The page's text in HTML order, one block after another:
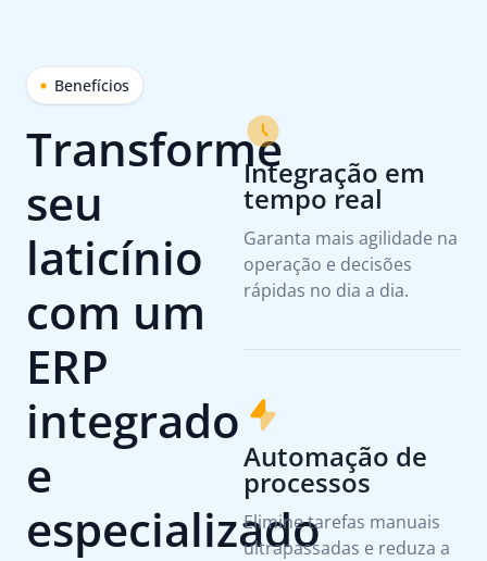
Benefícios
Transforme
seu
laticínio
com um
ERP
integrado
e
especializado
Integração em
tempo real
Garanta mais agilidade na
operação e decisões
rápidas no dia a dia.
Automação de
processos
Elimine tarefas manuais
ultrapassadas e reduza a